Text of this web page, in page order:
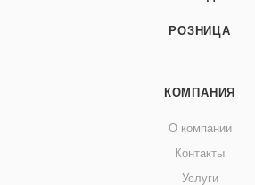
РОЗНИЦА
КОМПАНИЯ
О компании
Контакты
Услуги